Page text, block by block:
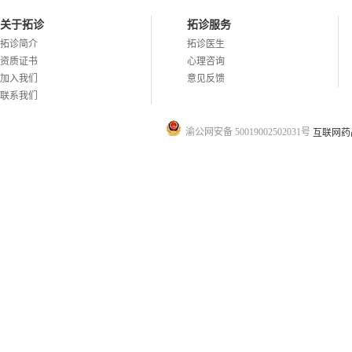
关于拓诊
拓诊简介
资质证书
加入我们
联系我们
拓诊服务
拓诊医生
心理咨询
意见反馈
渝公网安备 50019002502031号 互联网